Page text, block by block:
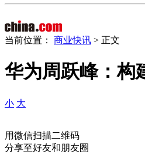
当前位置： 商业快讯 > 正文
华为周跃峰：构
小 大
用微信扫描二维码
分享至好友和朋友圈